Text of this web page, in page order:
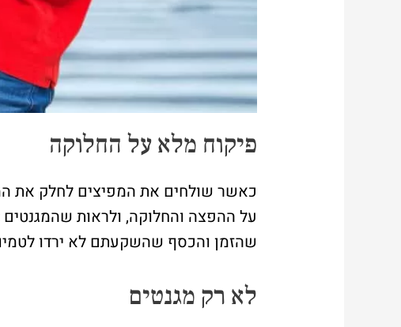
פיקוח מלא על החלוקה
כאשר שולחים את המפיצים לחלק את
על ההפצה והחלוקה, ולראות
שהזמן והכסף שהשקעתם לא ירדו
לא רק מגנטים